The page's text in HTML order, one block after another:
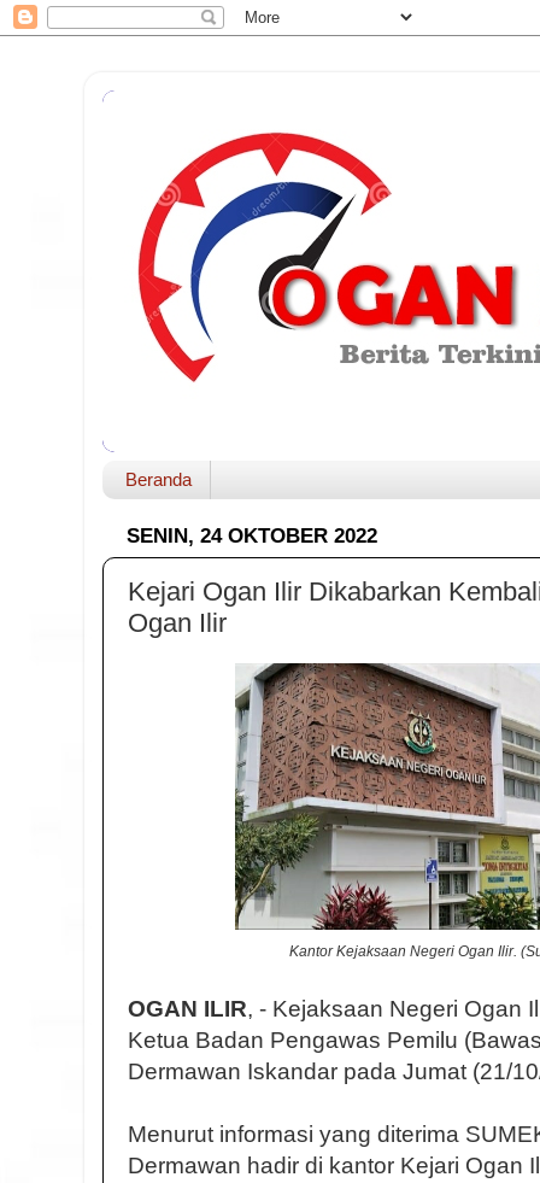
Beranda
SENIN, 24 OKTOBER 2022
Kejari Ogan Ilir Dikabarkan
Ogan Ilir
Kantor Kejaksaan Negeri Ogan Ilir.
OGAN ILIR, - Kejaksaan Negeri Ogan
Ketua Badan Pengawas Pemilu
Dermawan Iskandar pada Jumat (21/
Menurut informasi yang diterima
Dermawan hadir di kantor Kejari Ogan